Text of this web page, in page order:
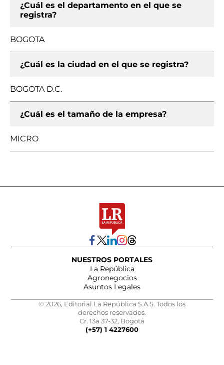
¿Cuál es el departamento en el que se
registra?
BOGOTA
¿Cuál es la ciudad en el que se registra?
BOGOTA D.C.
¿Cuál es el tamaño de la empresa?
MICRO
NUESTROS PORTALES
La República
Agronegocios
Asuntos Legales
© 2026, Editorial La República S.A.S. Todos los
derechos reservados.
Cr. 13a 37-32, Bogotá
(+57) 1 4227600